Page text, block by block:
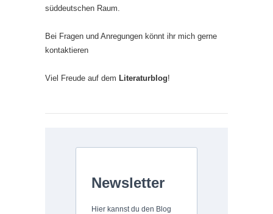
süddeutschen Raum.
Bei Fragen und Anregungen könnt ihr mich gerne
kontaktieren
Viel Freude auf dem Literaturblog!
Newsletter
Hier kannst du den Blog